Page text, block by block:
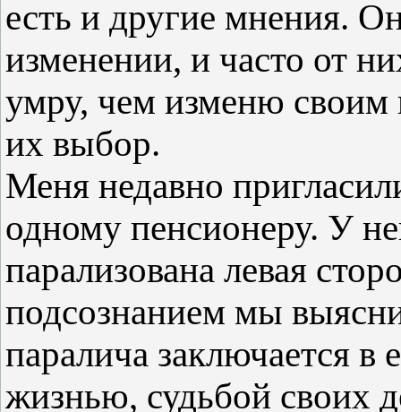
есть и другие мнения.
изменении, и часто от
умру, чем изменю
их выбор.
Меня недавно
одному пенсионеру. У
парализована левая
подсознанием мы
паралича заключается в
жизнью, судьбой своих